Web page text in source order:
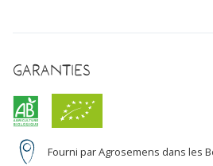
Garanties
Fourni par Agrosemens dans les